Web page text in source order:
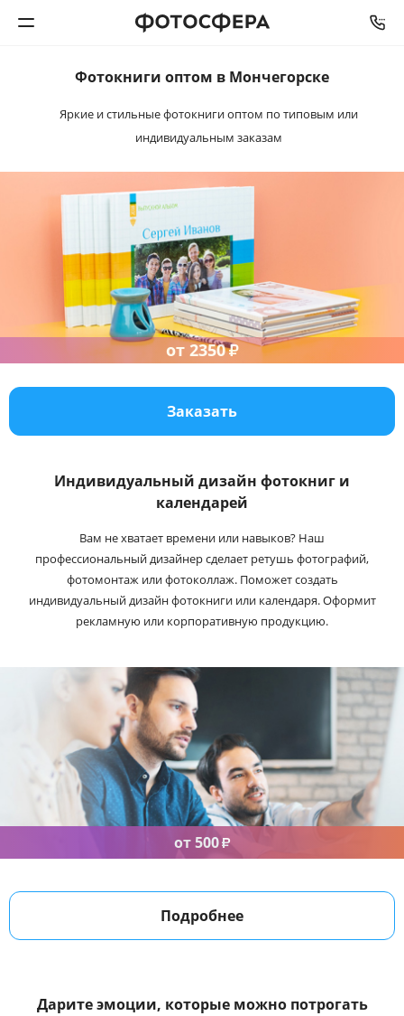
Интерьерная печать
Фотоподарки
Багетная мастерская
Услуги и сервис
Магазин
Фотокниги оптом в Мончегорске
Яркие и стильные фотокниги оптом по типовым или
индивидуальным заказам
Заказать
от 2350₽
Индивидуальный дизайн фотокниг и
календарей
от 500₽
Вам не хватает времени или навыков? Наш
профессиональный дизайнер сделает ретушь фотографий,
фотомонтаж или фотоколлаж. Поможет создать
индивидуальный дизайн фотокниги или календаря. Оформит
рекламную или корпоративную продукцию.
Подробнее
Дарите эмоции, которые можно потрогать